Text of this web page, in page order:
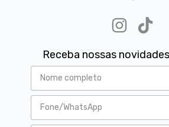
Receba nossas